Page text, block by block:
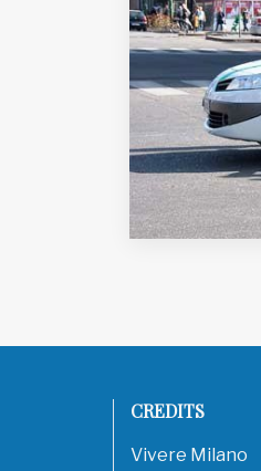
Imbonati, 89 20159 Milano (Italia)
Informativa sulla privacy
CREDITS
Vivere Milano